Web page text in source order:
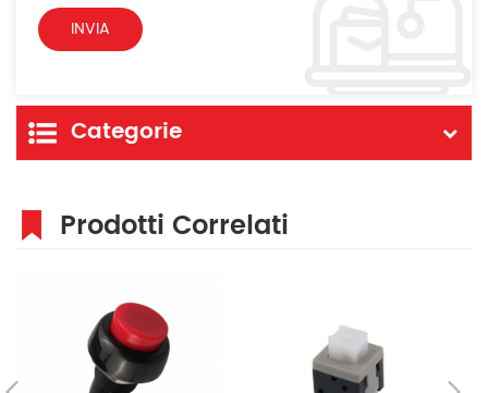
Categorie
Prodotti Correlati